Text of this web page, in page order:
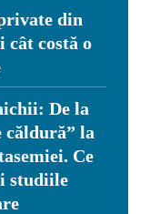
din
cât costă o
De la
căldură” la
Ce
studiile